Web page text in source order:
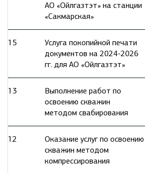
АО «Ойлгазтэт» на станции
«Сакмарская»
15
Услуга покопийной печати
документов на 2024-2026
гг. для АО «Ойлгазтэт»
13
Выполнение работ по
освоению скважин
методом свабирования
12
Оказание услуг по освоению
скважин методом
компрессирования